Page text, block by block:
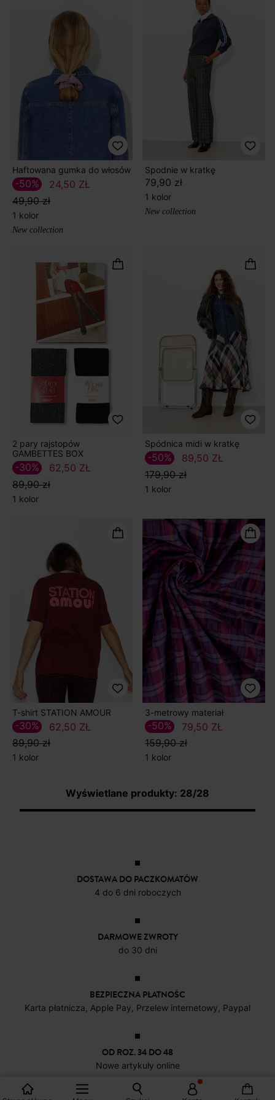
Haftowana gumka do włosów
24,50 ZŁ
49,90 zł
-50%
1 kolor
New collection
Spodnie w kratkę
79,90 zł
1 kolor
New collection
2 pary rajstopów
GAMBETTES BOX
62,50 ZŁ
89,90 zł
-30%
1 kolor
Spódnica midi w kratkę
89,50 ZŁ
179,90 zł
-50%
1 kolor
T-shirt STATION AMOUR
62,50 ZŁ
89,90 zł
-30%
1 kolor
3-metrowy materiał
79,50 ZŁ
159,90 zł
-50%
1 kolor
Wyświetlane produkty: 28/28
DOSTAWA DO PACZKOMATÓW
4 do 6 dni roboczych
DARMOWE ZWROTY
do 30 dni
BEZPIECZNA PŁATNOŚC
Karta płatnicza, Apple Pay, Przelew internetowy, Paypal
OD ROZ. 34 DO 48
Nowe artykuły online